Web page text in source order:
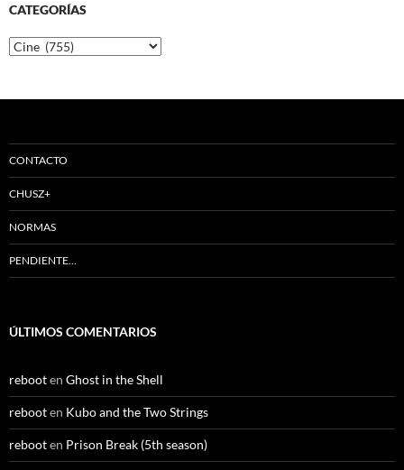
CATEGORÍAS
Categorías
CONTACTO
CHUSZ+
NORMAS
PENDIENTE…
ÚLTIMOS COMENTARIOS
rebooten Ghost in the Shell
rebooten Kubo and the Two Strings
rebooten Prison Break (5th season)